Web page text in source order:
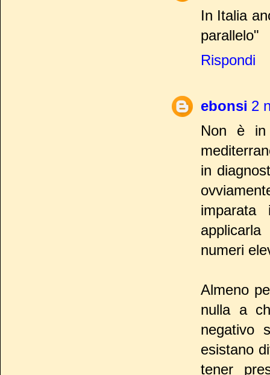
In Italia
parallelo"
Rispondi
ebonsi 2
Non è in
in
numeri
Almeno
nulla a
negativo
esistano
tener